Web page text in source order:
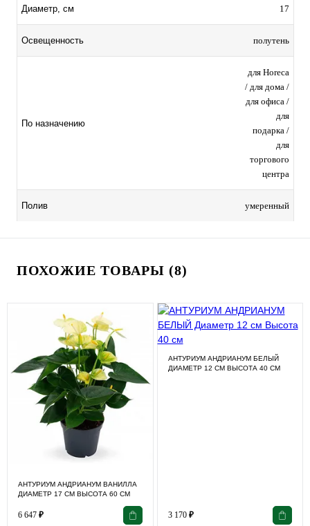
Диаметр, см 17
Освещенность полутень
По назначению
для Horeca
/ для дома /
для офиса /
для
подарка /
для
торгового
центра
Полив умеренный
ПОХОЖИЕ ТОВАРЫ (8)
АНТУРИУМ АНДРИАНУМ ВАНИЛЛА
ДИАМЕТР 17 СМ ВЫСОТА 60 СМ
6 647 ₽
АНТУРИУМ АНДРИАНУМ БЕЛЫЙ
ДИАМЕТР 12 СМ ВЫСОТА 40 СМ
3 170 ₽